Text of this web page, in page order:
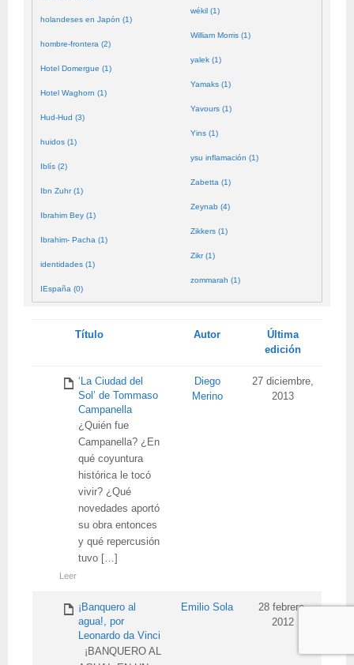
holandeses en Japón (1)
hombre-frontera (2)
Hotel Domergue (1)
Hotel Waghorn (1)
Hud-Hud (3)
huidos (1)
Iblís (2)
Ibn Zuhr (1)
Ibrahim Bey (1)
Ibrahim- Pacha (1)
identidades (1)
IEspaña (0)
wékil (1)
William Morris (1)
yalek (1)
Yamaks (1)
Yavours (1)
Yins (1)
ysu inflamación (1)
Zabetta (1)
Zeynab (4)
Zikkers (1)
Zikr (1)
zommarah (1)
Título Autor
Última
edición
‘La Ciudad del
Sol’ de Tommaso
Campanella
¿Quién fue
Campanella? ¿En
qué coyuntura
histórica le tocó
vivir? ¿Qué
novedades aportó
su obra entonces
y qué repercusión
tuvo […]
Leer
Diego
Merino
27 diciembre,
2013
¡Banquero al
agua!, por
Leonardo da Vinci
¡BANQUERO AL
Emilio Sola
28 febrero,
2012